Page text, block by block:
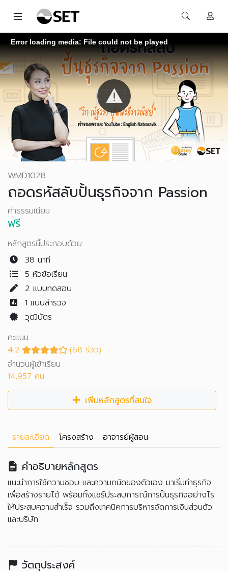
Error loading media: File could not be played
WMD1028
ถอดรหัสลับปั้นธุรกิจจาก Passion
ค่าธรรมเนียม
ฟรี
หลักสูตรนี้ประกอบด้วย
38 นาที
5 หัวข้อเรียน
2 แบบทดสอบ
1 แบบสำรวจ
วุฒิบัตร
คะแนน
4.2
(68 รีวิว)
จำนวนผู้เข้าเรียน
14,957 คน
เพิ่มหลักสูตรที่สนใจ
รายละเอียด โครงสร้าง อาจารย์ผู้สอน
คำอธิบายหลักสูตร
แนะนำการใช้ความชอบ และความถนัดของตัวเอง มาเริ่มทำธุรกิจ
เพื่อสร้างรายได้ พร้อมทั้งแชร์ประสบการณ์การปั้นธุรกิจอย่างไร
ให้ประสบความสำเร็จ รวมถึงเทคนิคการบริหารจัดการเงินส่วนตัว
และบริษัท
วัตถุประสงค์